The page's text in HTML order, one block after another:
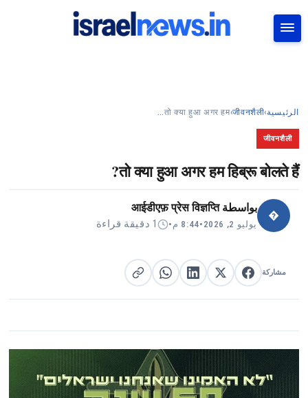
الرئيسية›
जीवनशैली
›
तो क्या हुआ अगर हम…
जीवनशैली
तो क्या हुआ अगर हम हिब्रू बोलते हैं?
�
بواسطةआईडीएफ़ प्रेस विज्ञप्ति
يوليو 2, 2026 •8:44 م • 1 دقيقة قراءة
مشاركة مشاركة على فيسبوك
مشاركة على Xمشاركة على لينكد إن
مشاركة على واتساب
نسخ الرابط